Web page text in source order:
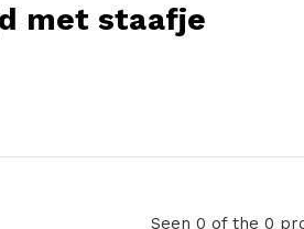
met staafje
Seen 0 of the 0